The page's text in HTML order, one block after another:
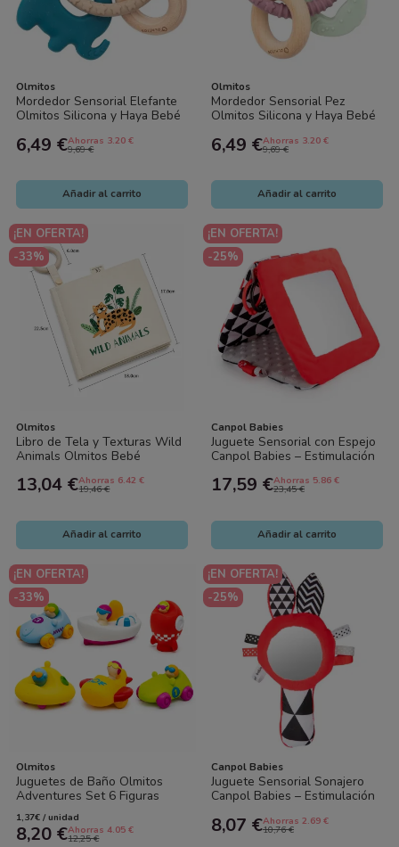
Olmitos
Mordedor Sensorial Elefante
Olmitos Silicona y Haya Bebé
6,49 €Ahorras 3.20 €
9,69 €
Añadir al carrito
Olmitos
Mordedor Sensorial Pez
Olmitos Silicona y Haya Bebé
6,49 €Ahorras 3.20 €
9,69 €
Añadir al carrito
¡EN OFERTA!
-33%
Olmitos
Libro de Tela y Texturas Wild
Animals Olmitos Bebé
13,04 €Ahorras 6.42 €
19,46 €
Añadir al carrito
¡EN OFERTA!
-25%
Canpol Babies
Juguete Sensorial con Espejo
Canpol Babies – Estimulación
17,59 €Ahorras 5.86 €
23,45 €
Añadir al carrito
¡EN OFERTA!
-33%
Olmitos
Juguetes de Baño Olmitos
Adventures Set 6 Figuras
Bebé
1,37€ / unidad
8,20 €Ahorras 4.05 €
12,25 €
¡EN OFERTA!
-25%
Canpol Babies
Juguete Sensorial Sonajero
Canpol Babies – Estimulación
8,07 €Ahorras 2.69 €
10,76 €